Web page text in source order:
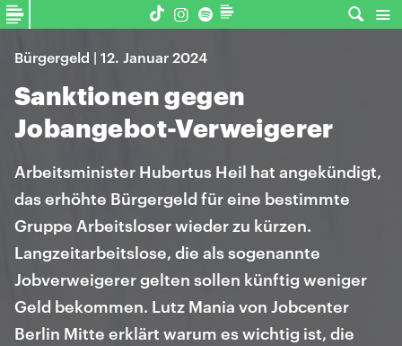
Bürgergeld | 12. Januar 2024
Sanktionen gegen
Jobangebot-Verweigerer
Arbeitsminister Hubertus Heil hat angekündigt,
das erhöhte Bürgergeld für eine bestimmte
Gruppe Arbeitsloser wieder zu kürzen.
Langzeitarbeitslose, die als sogenannte
Jobverweigerer gelten sollen künftig weniger
Geld bekommen. Lutz Mania von Jobcenter
Berlin Mitte erklärt warum es wichtig ist, die